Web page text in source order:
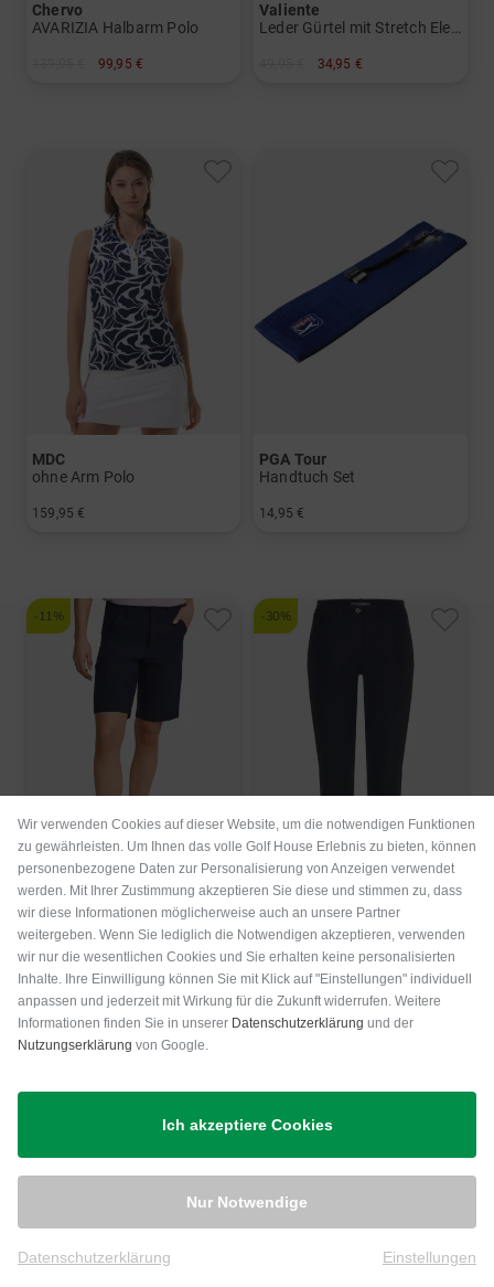
Chervo
AVARIZIA Halbarm Polo
99,95 €
Valiente
34,95 €
MDC
ohne Arm Polo
159,95 €
PGA Tour
Handtuch Set
14,95 €
-11%
Backtee
Hybrid Bermuda
89,95 € 79,95 €
in: 36 38 40 44 46
-30%
Valiente
99,95 € 69,95 €
in: 34 36 38 40 42 44
Wir verwenden Cookies auf dieser Website, um die notwendigen Funktionen
zu gewährleisten. Um Ihnen das volle Golf House Erlebnis zu bieten, können
personenbezogene Daten zur Personalisierung von Anzeigen verwendet
werden. Mit Ihrer Zustimmung akzeptieren Sie diese und stimmen zu, dass
wir diese Informationen möglicherweise auch an unsere Partner
weitergeben. Wenn Sie lediglich die Notwendigen akzeptieren, verwenden
wir nur die wesentlichen Cookies und Sie erhalten keine personalisierten
Inhalte. Ihre Einwilligung können Sie mit Klick auf "Einstellungen" individuell
anpassen und jederzeit mit Wirkung für die Zukunft widerrufen. Weitere
Informationen finden Sie in unserer Datenschutzerklärung und der
Nutzungserklärung von Google.
Ich akzeptiere Cookies
Nur Notwendige
Datenschutzerklärung Einstellungen